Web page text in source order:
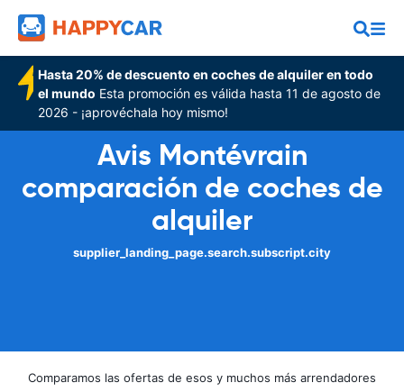
Hasta 20% de descuento en coches de alquiler en todo
el mundo Esta promoción es válida hasta 11 de agosto de
2026 - ¡aprovéchala hoy mismo!
Avis Montévrain
comparación de coches de
alquiler
supplier_landing_page.search.subscript.city
Comparamos las ofertas de esos y muchos más arrendadores